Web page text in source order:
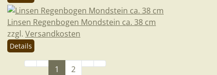
Linsen Regenbogen Mondstein ca. 38 cm
zzgl. Versandkosten
Details
1
2